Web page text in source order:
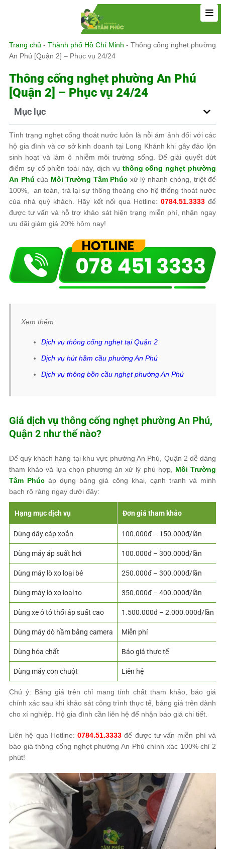
Trang chủ - Thành phố Hồ Chí Minh - Thông cống nghẹt phường
An Phú [Quận 2] – Phục vụ 24/24
Thông cống nghẹt phường An Phú
[Quận 2] – Phục vụ 24/24
Mục lục
Tình trạng nghẹt cống thoát nước luôn là nỗi ám ảnh đối với các
hộ gia đình và cơ sở kinh doanh tại Long Khánh khi gây đảo lộn
sinh hoạt và làm ô nhiễm môi trường sống. Để giải quyết dứt
điểm sự cố phiền toái này, dịch vụ thông cống nghẹt phường
An Phú của Môi Trường Tâm Phúc xử lý nhanh chóng, triệt để
100%, an toàn, trả lại sự thông thoáng cho hệ thống thoát nước
của nhà quý khách. Hãy kết nối qua Hotline: 0784.51.3333để
được tư vấn và hỗ trợ khảo sát hiện trạng miễn phí, nhận ngay
ưu đãi giảm giá 20% hôm nay!
Xem thêm:
Dịch vụ thông cống nghẹt tại Quận 2
Dịch vụ hút hầm cầu phường An Phú
Dịch vụ thông bồn cầu nghẹt phường An Phú
Giá dịch vụ thông cống nghẹt phường An Phú,
Quận 2 như thế nào?
Để quý khách hàng tại khu vực phường An Phú, Quận 2 dễ dàng
tham khảo và lựa chọn phương án xử lý phù hợp, Môi Trường
Tâm Phúc áp dụng bảng giá công khai, cạnh tranh và minh
bạch rõ ràng ngay dưới đây:
Hạng mục dịch vụ Đơn giá tham khảo
Dùng dây cáp xoắn 100.000đ – 150.000đ/lần
Dùng máy áp suất hơi 100.000đ – 300.000đ/lần
Dùng máy lò xo loại bé 250.000đ – 300.000đ/lần
Dùng máy lò xo loại to 350.000đ – 400.000đ/lần
Dùng xe ô tô thổi áp suất cao 1.500.000đ – 2.000.000đ/lần
Dùng máy dò hầm bằng camera Miễn phí
Dùng hóa chất Báo giá thực tế
Dùng máy con chuột Liên hệ
Chú ý: Bảng giá trên chỉ mang tính chất tham khảo, báo giá
chính xác sau khi khảo sát công trình thực tế, bảng giá trên dành
cho xí nghiệp. Hộ gia đình cần liên hệ để nhận báo giá chi tiết.
Liên hệ qua Hotline:0784.51.3333 để được tư vấn miễn phí và
báo giá thông cống nghẹt phường An Phú chính xác 100% chỉ 2
phút!